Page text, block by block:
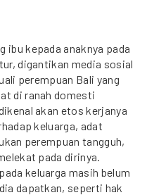
ibu kepada anaknya pada
digantikan media sosial
perempuan Bali yang
di ranah domesti
akan etos kerjanya
keluarga, adat
perempuan tangguh,
pada dirinya.
keluarga masih belum
dapatkan, seperti hak